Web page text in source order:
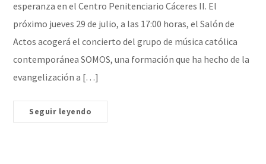
esperanza en el Centro Penitenciario Cáceres II. El
próximo jueves 29 de julio, a las 17:00 horas, el Salón de
Actos acogerá el concierto del grupo de música católica
contemporánea SOMOS, una formación que ha hecho de la
evangelización a […]
Seguir leyendo